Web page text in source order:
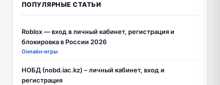
ПОПУЛЯРНЫЕ СТАТЬИ
Roblox — вход в личный кабинет, регистрация и
блокировка в России 2026
Онлайн-игры
НОБД (nobd.iac.kz) – личный кабинет, вход и
регистрация